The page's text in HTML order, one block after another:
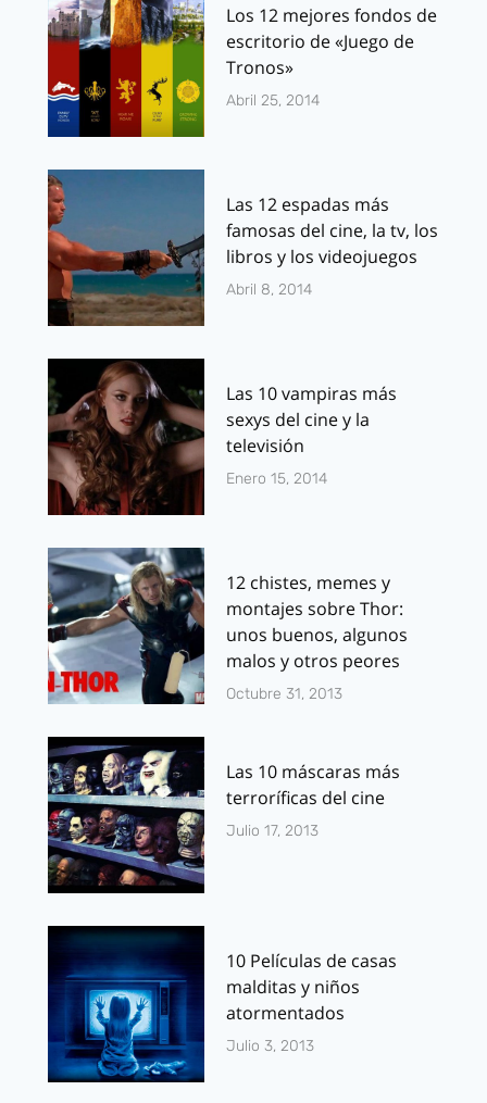
Los 12 mejores fondos de
escritorio de «Juego de
Tronos»
Abril 25, 2014
Las 12 espadas más
famosas del cine, la tv, los
libros y los videojuegos
Abril 8, 2014
Las 10 vampiras más
sexys del cine y la
televisión
Enero 15, 2014
12 chistes, memes y
montajes sobre Thor:
unos buenos, algunos
malos y otros peores
Octubre 31, 2013
Las 10 máscaras más
terroríficas del cine
Julio 17, 2013
10 Películas de casas
malditas y niños
atormentados
Julio 3, 2013